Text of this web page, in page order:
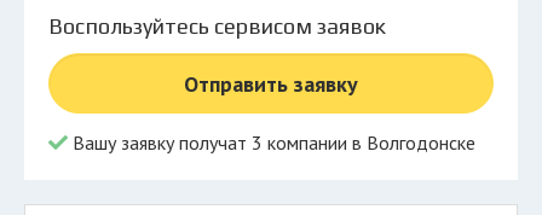
© 2026 Все права защищены
Воспользуйтесь сервисом заявок
Отправить заявку
Вашу заявку получат 3 компании в Волгодонске